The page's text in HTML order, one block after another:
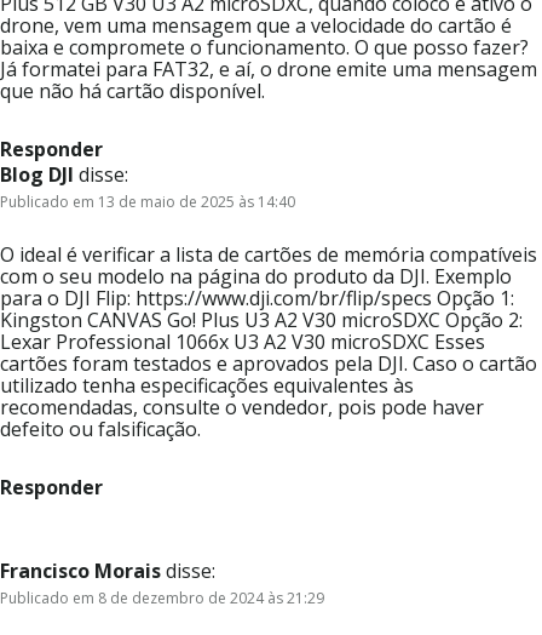
drone, vem uma mensagem que a velocidade do cartão é
baixa e compromete o funcionamento. O que posso fazer?
Já formatei para FAT32, e aí, o drone emite uma mensagem
que não há cartão disponível.
Responder
Blog DJI disse:
Publicado em 13 de maio de 2025 às 14:40
O ideal é verificar a lista de cartões de memória compatíveis
com o seu modelo na página do produto da DJI. Exemplo
para o DJI Flip: https://www.dji.com/br/flip/specs Opção 1:
Kingston CANVAS Go! Plus U3 A2 V30 microSDXC Opção 2:
Lexar Professional 1066x U3 A2 V30 microSDXC Esses
cartões foram testados e aprovados pela DJI. Caso o cartão
utilizado tenha especificações equivalentes às
recomendadas, consulte o vendedor, pois pode haver
defeito ou falsificação.
Responder
Francisco Moraisdisse:
Publicado em 8 de dezembro de 2024 às 21:29